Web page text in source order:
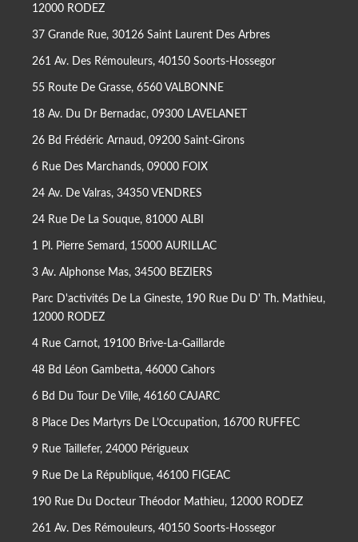
12000 RODEZ
37 Grande Rue, 30126 Saint Laurent Des Arbres
261 Av. Des Rémouleurs, 40150 Soorts-Hossegor
55 Route De Grasse, 6560 VALBONNE
18 Av. Du Dr Bernadac, 09300 LAVELANET
26 Bd Frédéric Arnaud, 09200 Saint-Girons
6 Rue Des Marchands, 09000 FOIX
24 Av. De Valras, 34350 VENDRES
24 Rue De La Souque, 81000 ALBI
1 Pl. Pierre Semard, 15000 AURILLAC
3 Av. Alphonse Mas, 34500 BEZIERS
Parc D'activités De La Gineste, 190 Rue Du D' Th. Mathieu,
12000 RODEZ
4 Rue Carnot, 19100 Brive-La-Gaillarde
48 Bd Léon Gambetta, 46000 Cahors
6 Bd Du Tour De Ville, 46160 CAJARC
8 Place Des Martyrs De L’Occupation, 16700 RUFFEC
9 Rue Taillefer, 24000 Périgueux
9 Rue De La République, 46100 FIGEAC
190 Rue Du Docteur Théodor Mathieu, 12000 RODEZ
261 Av. Des Rémouleurs, 40150 Soorts-Hossegor